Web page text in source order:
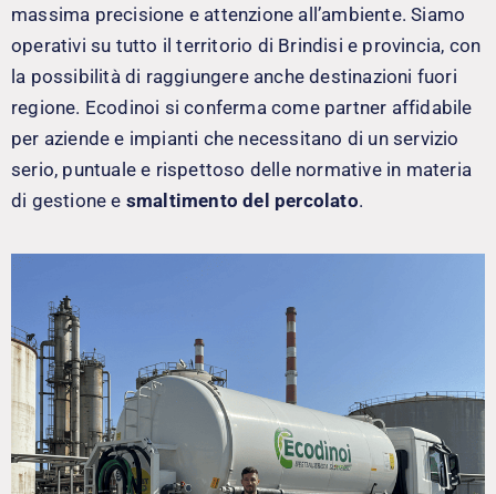
massima precisione e attenzione all’ambiente. Siamo
operativi su tutto il territorio di Brindisi e provincia, con
la possibilità di raggiungere anche destinazioni fuori
regione. Ecodinoi si conferma come partner affidabile
per aziende e impianti che necessitano di un servizio
serio, puntuale e rispettoso delle normative in materia
di gestione e smaltimento del percolato.